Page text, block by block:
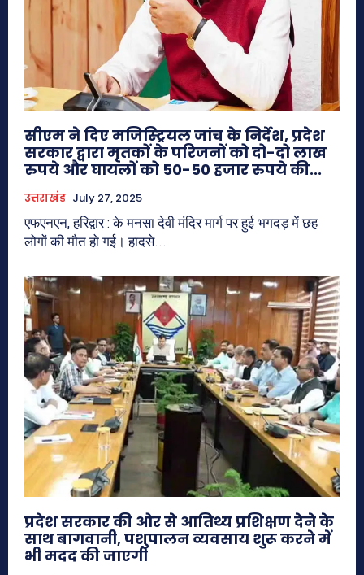
सीएम ने दिए मजिस्ट्रियल जांच के निर्देश, प्रदेश
सरकार द्वारा मृतकों के परिजनों को दो-दो लाख
रुपये और घायलों को 50-50 हजार रुपये की...
उत्तराखंड July 27, 2025
एफएनएन, हरिद्वार : के मनसा देवी मंदिर मार्ग पर हुई भगदड़ में छह
लोगों की मौत हो गई। हादसे...
प्रदेश सरकार की ओर से आतिथ्य प्रशिक्षण देने के
साथ बागवानी, पशुपालन व्यवसाय शुरू करने में
भी मदद की जाएगी